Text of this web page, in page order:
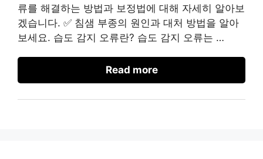
류를 해결하는 방법과 보정법에 대해 자세히 알아보
겠습니다. ✅ 침샘 부종의 원인과 대처 방법을 알아
보세요. 습도 감지 오류란? 습도 감지 오류는 …
Read more